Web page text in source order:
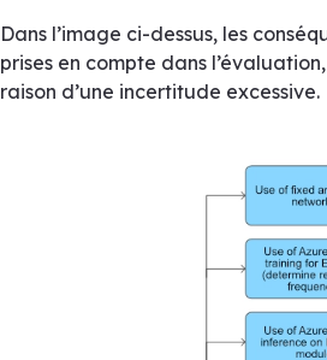
Dans l’image ci-dessus, les
prises en compte dans
raison d’une incertitude excessive.